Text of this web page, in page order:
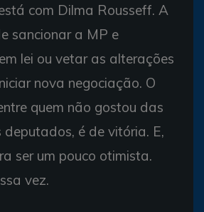
com Dilma Rousseff. A
sancionar a MP e
lei ou vetar as alterações
nova negociação. O
quem não gostou das
é de vitória. E,
ser um pouco otimista.
vez.